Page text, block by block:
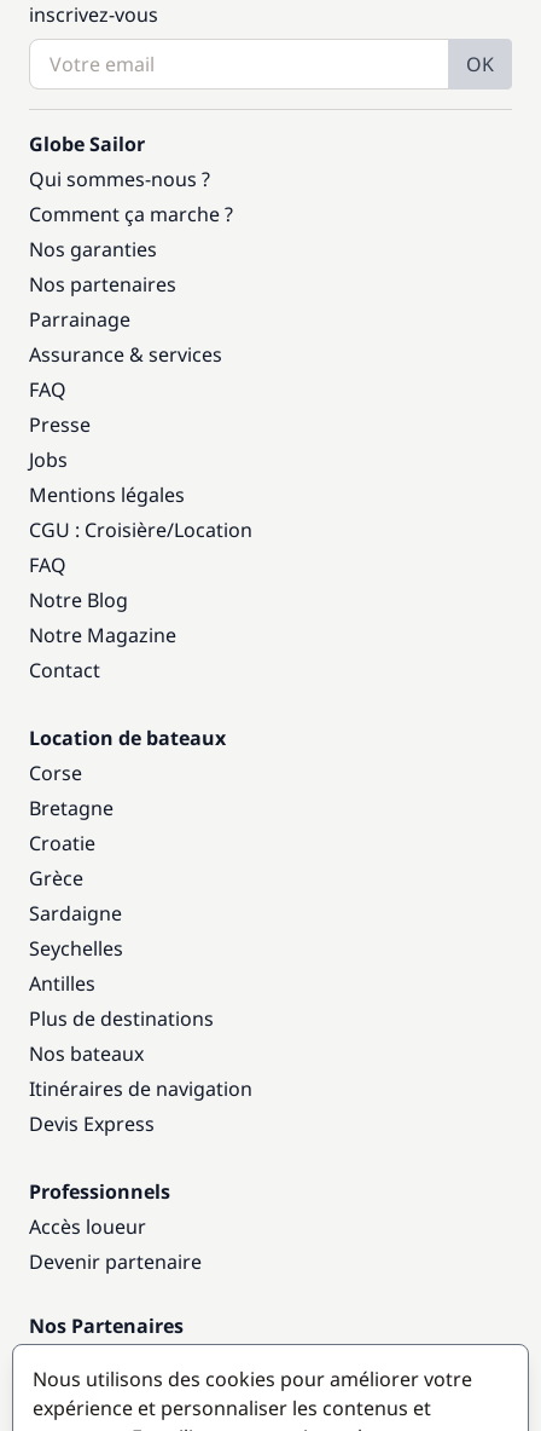
inscrivez-vous
OK
Globe Sailor
Qui sommes-nous ?
Comment ça marche ?
Nos garanties
Nos partenaires
Parrainage
Assurance & services
FAQ
Presse
Jobs
Mentions légales
CGU : Croisière/Location
FAQ
Notre Blog
Notre Magazine
Contact
Location de bateaux
Corse
Bretagne
Croatie
Grèce
Sardaigne
Seychelles
Antilles
Plus de destinations
Nos bateaux
Itinéraires de navigation
Devis Express
Professionnels
Accès loueur
Devenir partenaire
Nos Partenaires
Nous utilisons des cookies pour améliorer votre
expérience et personnaliser les contenus et